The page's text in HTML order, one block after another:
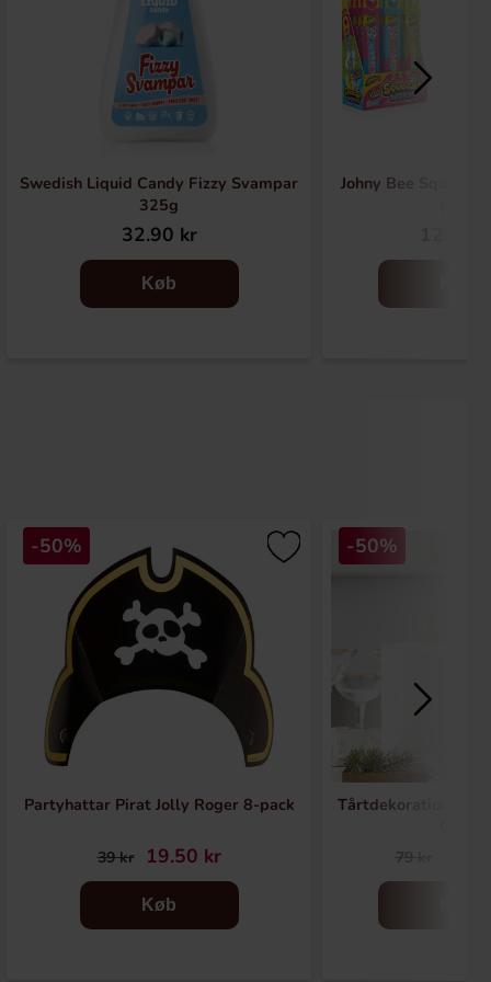
Swedish Liquid Candy Fizzy Svampar
325g
32.90 kr
Køb
Johny Bee
-50%
Partyhattar Pirat Jolly Roger 8-pack
39 kr 19.50 kr
Køb
-50%
Tårtdekoration
79 kr